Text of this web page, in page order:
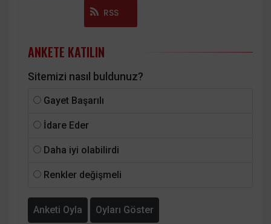
RSS
ANKETE KATILIN
Sitemizi nasıl buldunuz?
Gayet Başarılı
İdare Eder
Daha iyi olabilirdi
Renkler değişmeli
Anketi Oyla Oyları Göster